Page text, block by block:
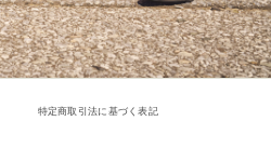
特定商取引法に基づく表記